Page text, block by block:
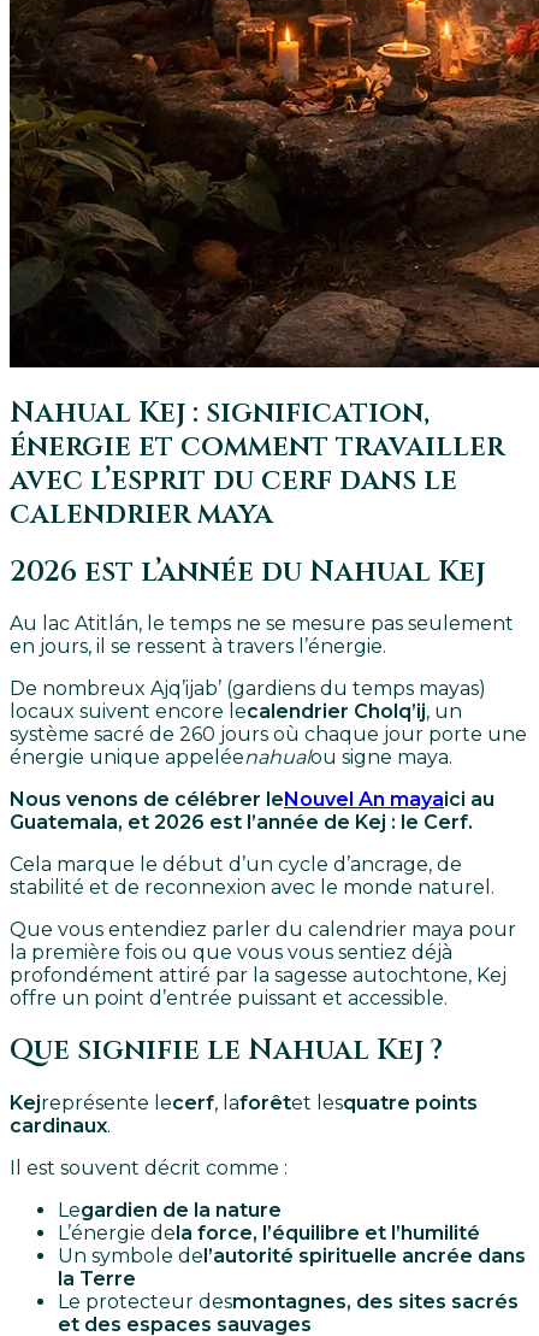
Nahual Kej : signification,
énergie et comment travailler
avec l’esprit du cerf dans le
calendrier maya
2026 est l’année du Nahual Kej
Au lac Atitlán, le temps ne se mesure pas seulement
en jours, il se ressent à travers l’énergie.
De nombreux Ajq’ijab’ (gardiens du temps mayas)
locaux suivent encore lecalendrier Cholq’ij, un
système sacré de 260 jours où chaque jour porte une
énergie unique appeléenahualou signe maya.
Nous venons de célébrer le Nouvel An mayaici au
Guatemala, et 2026 est l’année de Kej : le Cerf.
Cela marque le début d’un cycle d’ancrage, de
stabilité et de reconnexion avec le monde naturel.
Que vous entendiez parler du calendrier maya pour
la première fois ou que vous vous sentiez déjà
profondément attiré par la sagesse autochtone, Kej
offre un point d’entrée puissant et accessible.
Que signifie le Nahual Kej ?
Kejreprésente lecerf, laforêtet lesquatre points
cardinaux.
Il est souvent décrit comme :
Legardien de la nature
L’énergie de la force, l’équilibre et l’humilité
Un symbole de l’autorité spirituelle ancrée dans
la Terre
Le protecteur desmontagnes, des sites sacrés
et des espaces sauvages